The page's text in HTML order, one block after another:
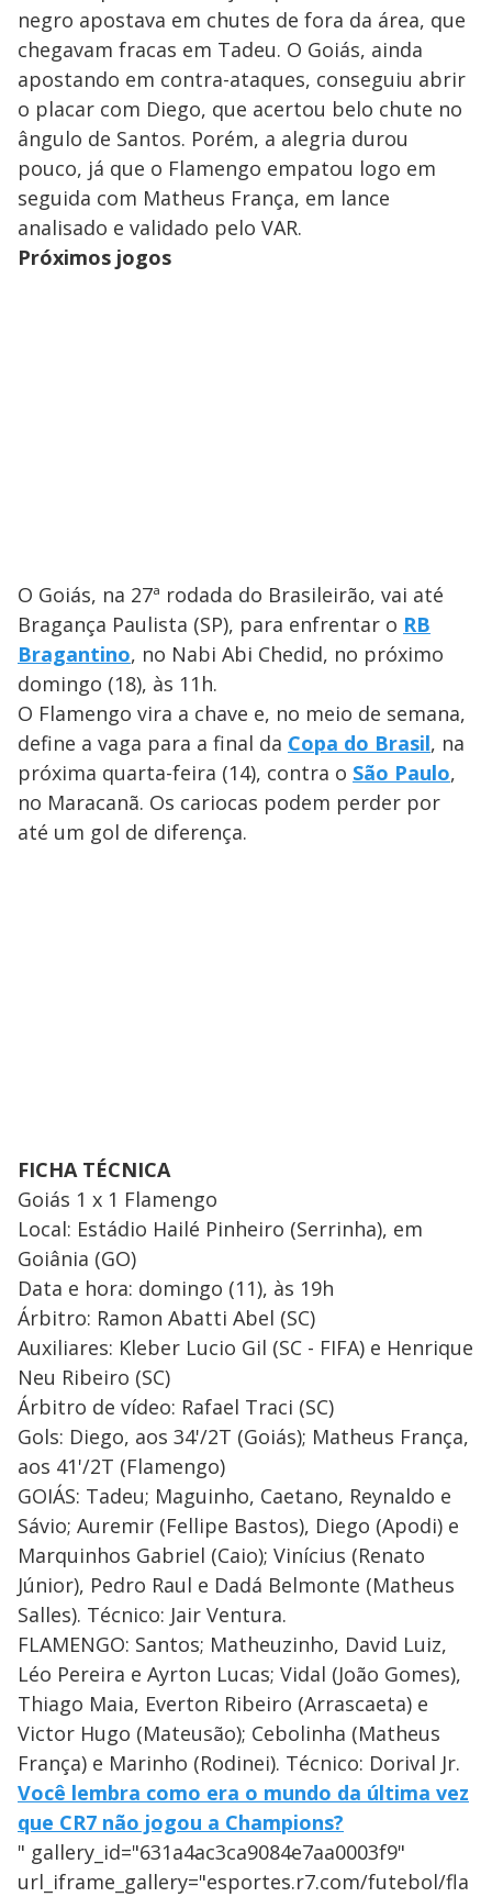
negro apostava em chutes de fora da área, que
chegavam fracas em Tadeu. O Goiás, ainda
apostando em contra-ataques, conseguiu abrir
o placar com Diego, que acertou belo chute no
ângulo de Santos. Porém, a alegria durou
pouco, já que o Flamengo empatou logo em
seguida com Matheus França, em lance
analisado e validado pelo VAR.
Próximos jogos
O Goiás, na 27ª rodada do Brasileirão, vai até
Bragança Paulista (SP), para enfrentar o RB
Bragantino, no Nabi Abi Chedid, no próximo
domingo (18), às 11h.
O Flamengo vira a chave e, no meio de semana,
define a vaga para a final da Copa do Brasil, na
próxima quarta-feira (14), contra o São Paulo,
no Maracanã. Os cariocas podem perder por
até um gol de diferença.
FICHA TÉCNICA
Goiás 1 x 1 Flamengo
Local: Estádio Hailé Pinheiro (Serrinha), em
Goiânia (GO)
Data e hora: domingo (11), às 19h
Árbitro: Ramon Abatti Abel (SC)
Auxiliares: Kleber Lucio Gil (SC - FIFA) e Henrique
Neu Ribeiro (SC)
Árbitro de vídeo: Rafael Traci (SC)
Gols: Diego, aos 34'/2T (Goiás); Matheus França,
aos 41'/2T (Flamengo)
GOIÁS: Tadeu; Maguinho, Caetano, Reynaldo e
Sávio; Auremir (Fellipe Bastos), Diego (Apodi) e
Marquinhos Gabriel (Caio); Vinícius (Renato
Júnior), Pedro Raul e Dadá Belmonte (Matheus
Salles). Técnico: Jair Ventura.
FLAMENGO: Santos; Matheuzinho, David Luiz,
Léo Pereira e Ayrton Lucas; Vidal (João Gomes),
Thiago Maia, Everton Ribeiro (Arrascaeta) e
Victor Hugo (Mateusão); Cebolinha (Matheus
França) e Marinho (Rodinei). Técnico: Dorival Jr.
Você lembra como era o mundo da última vez
que CR7 não jogou a Champions?
" gallery_id="631a4ac3ca9084e7aa0003f9"
url_iframe_gallery="esportes.r7.com/futebol/fla